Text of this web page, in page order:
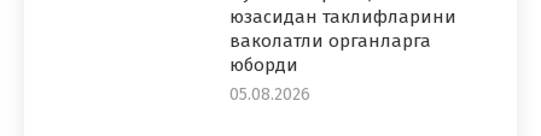
юзасидан таклифларини
ваколатли органларга
юборди
05.08.2026